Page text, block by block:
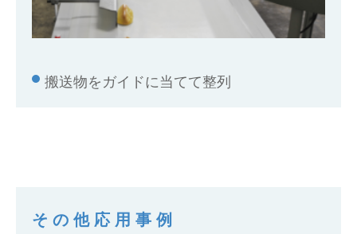
搬送物をガイドに当てて整列
その他応用事例